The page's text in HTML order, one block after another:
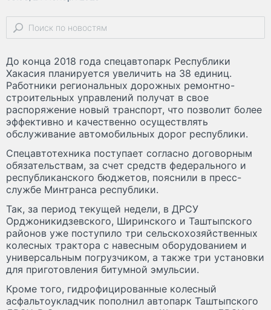
До конца 2018 года спецавтопарк Республики
Хакасия планируется увеличить на 38 единиц.
Работники региональных дорожных ремонтно-
строительных управлений получат в свое
распоряжение новый транспорт, что позволит более
эффективно и качественно осуществлять
обслуживание автомобильных дорог республики.
Спецавтотехника поступает согласно договорным
обязательствам, за счет средств федерального и
республиканского бюджетов, пояснили в пресс-
службе Минтранса республики.
Так, за период текущей недели, в ДРСУ
Орджоникидзевского, Ширинского и Таштыпского
районов уже поступило три сельскохозяйственных
колесных трактора с навесным оборудованием и
универсальным погрузчиком, а также три установки
для приготовления битумной эмульсии.
Кроме того, гидрофицированные колесный
асфальтоукладчик пополнил автопарк Таштыпского